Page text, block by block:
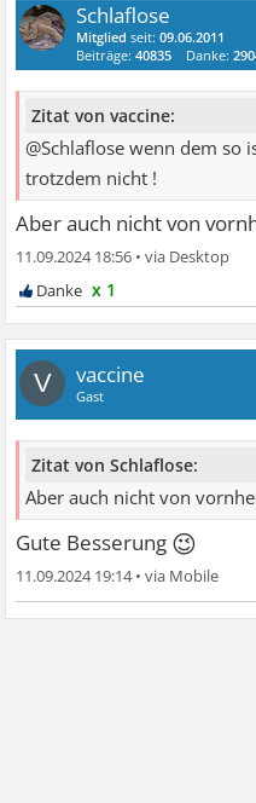
Schlaflose
Mitglied seit:09.06.2011
Beiträge:40835 Danke:
Zitat von vaccine:
@Schlaflose wenn dem so
trotzdem nicht !
Aber auch nicht von
11.09.2024 18:56 •
x 1
V vaccine
Gast
Zitat von Schlaflose:
Aber auch nicht von
Gute Besserung 😉
11.09.2024 19:14•